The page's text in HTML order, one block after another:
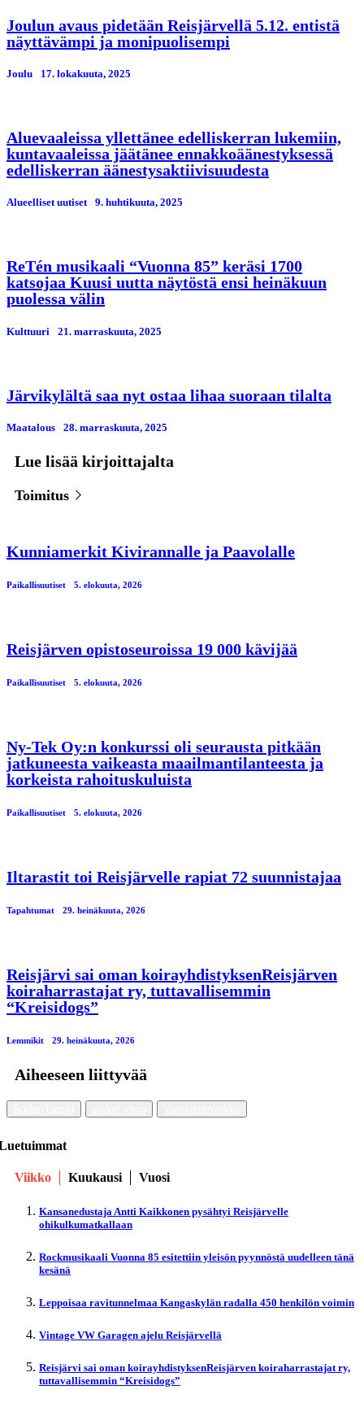
Joulun avaus pidetään Reisjärvellä 5.12. entistä
näyttävämpi ja monipuolisempi
Joulu 17. lokakuuta, 2025
Aluevaaleissa yllettänee edelliskerran lukemiin,
kuntavaaleissa jäätänee ennakkoäänestyksessä
edelliskerran äänestysaktiivisuudesta
Alueelliset uutiset 9. huhtikuuta, 2025
ReTén musikaali “Vuonna 85” keräsi 1700
katsojaa Kuusi uutta näytöstä ensi heinäkuun
puolessa välin
Kulttuuri 21. marraskuuta, 2025
Järvikylältä saa nyt ostaa lihaa suoraan tilalta
Maatalous 28. marraskuuta, 2025
Lue lisää kirjoittajalta
Toimitus
Kunniamerkit Kivirannalle ja Paavolalle
Paikallisuutiset 5. elokuuta, 2026
Reisjärven opistoseuroissa 19 000 kävijää
Paikallisuutiset 5. elokuuta, 2026
Ny-Tek Oy:n konkurssi oli seurausta pitkään
jatkuneesta vaikeasta maailmantilanteesta ja
korkeista rahoituskuluista
Paikallisuutiset 5. elokuuta, 2026
Iltarastit toi Reisjärvelle rapiat 72 suunnistajaa
Tapahtumat 29. heinäkuuta, 2026
Reisjärvi sai oman koirayhdistyksenReisjärven
koiraharrastajat ry, tuttavallisemmin
“Kreisidogs”
Lemmikit 29. heinäkuuta, 2026
Aiheeseen liittyvää
Viikko Kuukausi Vuosi
Kansanedustaja Antti Kaikkonen pysähtyi Reisjärvelle
ohikulkumatkallaan
Rockmusikaali Vuonna 85 esitettiin yleisön pyynnöstä uudelleen tänä
kesänä
Leppoisaa ravitunnelmaa Kangaskylän radalla 450 henkilön voimin
Vintage VW Garagen ajelu Reisjärvellä
Reisjärvi sai oman koirayhdistyksenReisjärven koiraharrastajat ry,
tuttavallisemmin “Kreisidogs”